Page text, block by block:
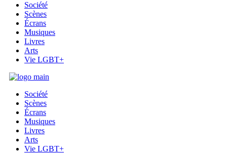
Société
Scènes
Écrans
Musiques
Livres
Arts
Vie LGBT+
Société
Scènes
Écrans
Musiques
Livres
Arts
Vie LGBT+